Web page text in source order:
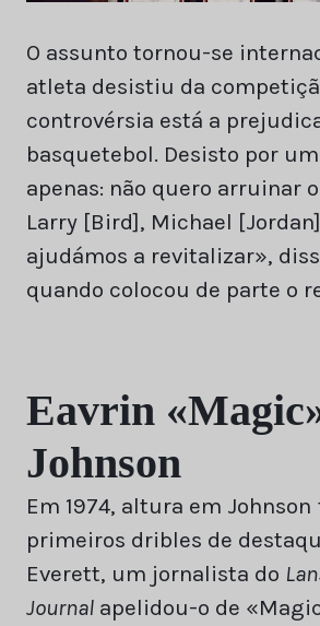
O assunto tornou-se
atleta desistiu da
controvérsia está a
basquetebol. Desisto por
apenas: não quero arruinar
Larry [Bird], Michael
ajudámos a revitalizar»,
quando colocou de parte o
Eavrin
Johnson
Em 1974, altura em Johnson
primeiros dribles de
Everett, um jornalista do
Journal apelidou-o de